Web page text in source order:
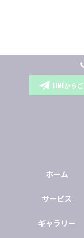
LINEから
ホーム
サービス
ギャラリー